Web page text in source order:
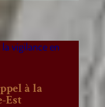
à la
Est